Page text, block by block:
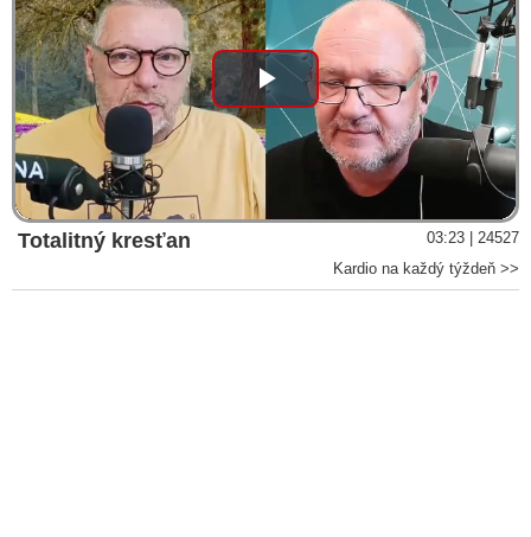
Play
Video
Totalitný kresťan
03:23 | 24527
Kardio na každý týždeň >>